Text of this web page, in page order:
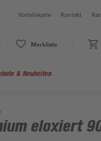
Vorteilskarte Kontakt
Merkliste
& Neuheiten
eloxiert